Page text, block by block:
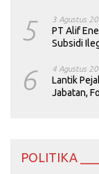
5 3 Agustus
PT Alif
Subsidi
6 4 Agustus
Lantik
Jabatan,
POLITIKA ____